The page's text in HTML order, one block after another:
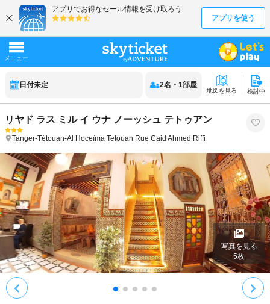
日付未定 2名 ・ 1部屋
地図を見る 検討中
リヤド ラス ミル イ ウナ ノーッシュ テトゥアン
Tanger-Tétouan-Al Hoceïma Tetouan Rue Caid Ahmed Riffi
写真を見る
5枚